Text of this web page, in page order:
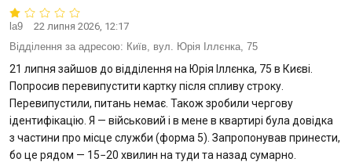
la9
22 липня 2026, 12:17
Відділення за адресою: Київ, вул. Юрія Іллєнка, 75
21 липня зайшов до відділення на Юрія Іллєнка, 75 в Києві.
Попросив перевипустити картку після спливу строку.
Перевипустили, питань немає. Також зробили чергову
ідентифікацію. Я — військовий і в мене в квартирі була довідка
з частини про місце служби (форма 5). Запропонував принести,
бо це рядом — 15−20 хвилин на туди та назад сумарно.